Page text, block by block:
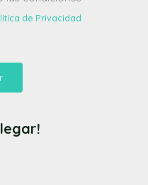
de Privacidad